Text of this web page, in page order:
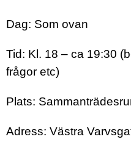
Dag: Som ovan
Tid: Kl. 18 – ca 19:30
frågor etc)
Plats:
Adress: Västra